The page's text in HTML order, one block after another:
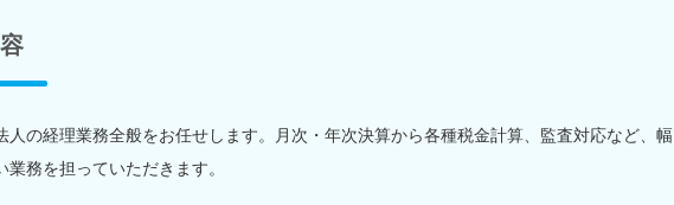
人の経理業務全般をお任せします。月次・年次決算から各種税金計算、監査対応など、幅
業務を担っていただきます。